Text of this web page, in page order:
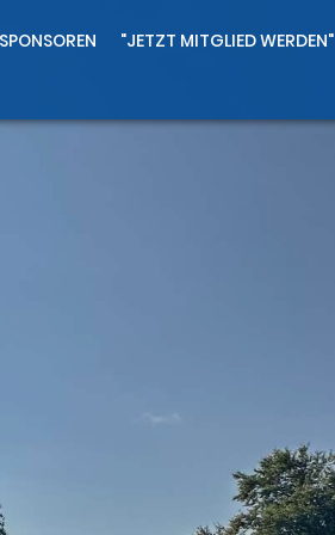
SPONSOREN "JETZT MITGLIED WERDEN"